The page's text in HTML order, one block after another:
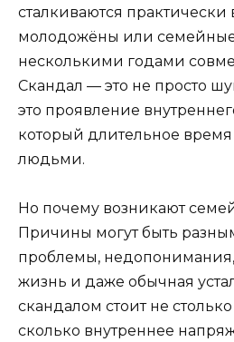
сталкиваются практически
молодожёны или
несколькими годами
Скандал — это не просто
это проявление
который длительное
людьми.
Но почему возникают
Причины могут быть
проблемы,
жизнь и даже обычная
скандалом стоит не
сколько внутреннее